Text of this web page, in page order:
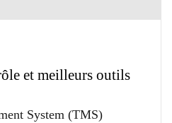
et meilleurs outils
System (TMS)